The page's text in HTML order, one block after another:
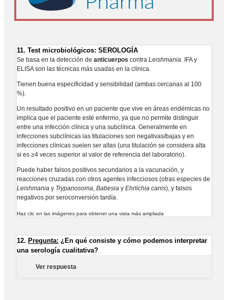
11. Test microbiológicos: SEROLOGÍA
Se basa en la detección de anticuerpos contra Leishmania. IFA y
ELISA son las técnicas más usadas en la clínica.
Tienen buena especificidad y sensibilidad (ambas cercanas al 100
%).
Un resultado positivo en un paciente que vive en áreas endémicas no
implica que el paciente esté enfermo, ya que no permite distinguir
entre una infección clínica y una subclínica. Generalmente en
infecciones subclínicas las titulaciones son negativas/bajas y en
infecciones clínicas suelen ser altas (una titulación se considera alta
si es ≥4 veces superior al valor de referencia del laboratorio).
Puede haber falsos positivos secundarios a la vacunación, y
reacciones cruzadas con otros agentes infecciosos (otras especies de
Leishmania y Trypanosoma, Babesia y Ehrlichia canis), y falsos
negativos por seroconversión tardía.
Haz clic en las imágenes para obtener una vista más ampliada
12. Pregunta: ¿En qué consiste y cómo podemos interpretar
una serología cualitativa?
Ver respuesta